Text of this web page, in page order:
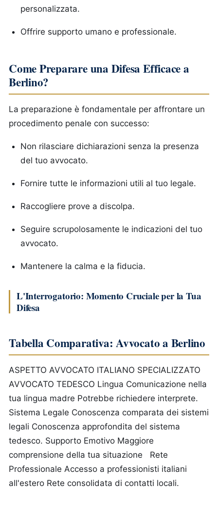
personalizzata.
Offrire supporto umano e professionale.
Come Preparare una Difesa Efficace a
Berlino?
La preparazione è fondamentale per affrontare un
procedimento penale con successo:
Non rilasciare dichiarazioni senza la presenza
del tuo avvocato.
Fornire tutte le informazioni utili al tuo legale.
Raccogliere prove a discolpa.
Seguire scrupolosamente le indicazioni del tuo
avvocato.
Mantenere la calma e la fiducia.
L'Interrogatorio: Momento Cruciale per la Tua
Difesa
Tabella Comparativa: Avvocato a Berlino
ASPETTO AVVOCATO ITALIANO SPECIALIZZATO
AVVOCATO TEDESCO Lingua Comunicazione nella
tua lingua madre Potrebbe richiedere interprete.
Sistema Legale Conoscenza comparata dei sistemi
legali Conoscenza approfondita del sistema
tedesco. Supporto Emotivo Maggiore
comprensione della tua situazione
Rete
Professionale Accesso a professionisti italiani
all'estero Rete consolidata di contatti locali.